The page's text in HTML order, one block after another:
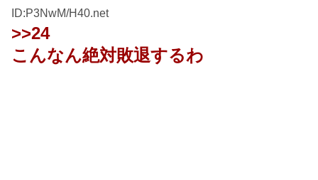
ID:P3NwM/H40.net
>>24
こんなん絶対敗退するわ